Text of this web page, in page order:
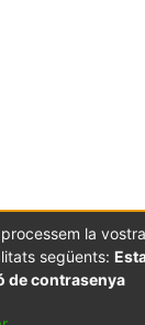
la
següents:
de contrasenya